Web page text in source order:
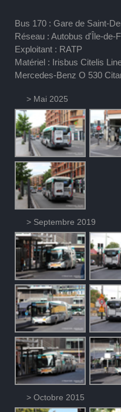
Bus 170 : Gare de Saint-
Réseau : Autobus d'Île-de-
Exploitant : RATP
Matériel : Irisbus Citelis
Mercedes-Benz O 530
> Mai 2025
> Septembre 2019
> Octobre 2015